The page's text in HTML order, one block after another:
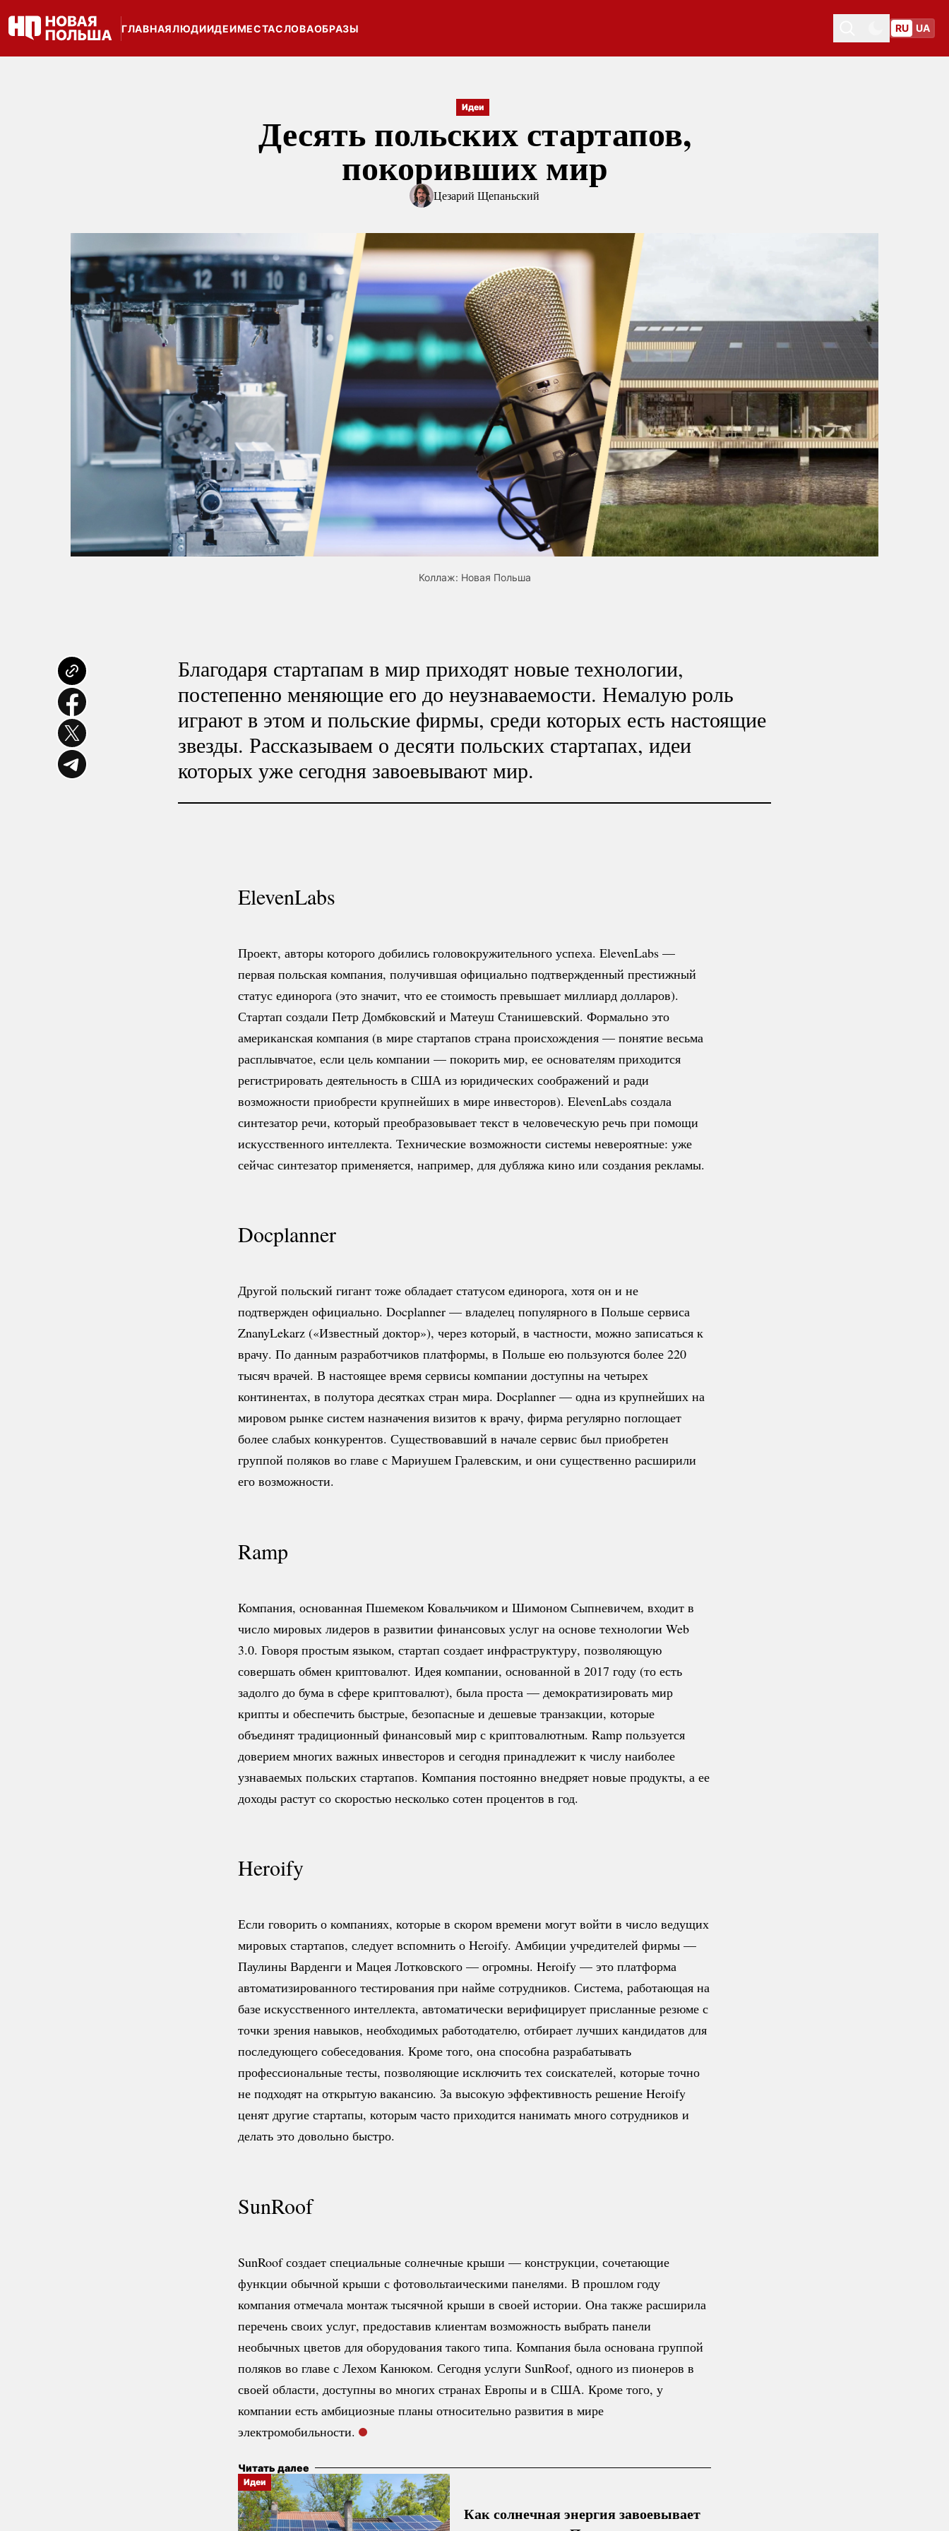
ГЛАВНАЯЛЮДИИДЕИМЕСТАСЛОВАОБРАЗЫ
Toggle themeToggle theme
RU UA
Идеи
Десять польских стартапов,
покоривших мир
Цезарий Щепаньский
Коллаж: Новая Польша
Благодаря стартапам в мир приходят новые технологии,
постепенно меняющие его до неузнаваемости. Немалую роль
играют в этом и польские фирмы, среди которых есть настоящие
звезды. Рассказываем о десяти польских стартапах, идеи
которых уже сегодня завоевывают мир.
ElevenLabs
Проект, авторы которого добились головокружительного успеха. ElevenLabs —
первая польская компания, получившая официально подтвержденный престижный
статус единорога (это значит, что ее стоимость превышает миллиард долларов).
Стартап создали Петр Домбковский и Матеуш Станишевский. Формально это
американская компания (в мире стартапов страна происхождения — понятие весьма
расплывчатое, если цель компании — покорить мир, ее основателям приходится
регистрировать деятельность в США из юридических соображений и ради
возможности приобрести крупнейших в мире инвесторов). ElevenLabs создала
синтезатор речи, который преобразовывает текст в человеческую речь при помощи
искусственного интеллекта. Технические возможности системы невероятные: уже
сейчас синтезатор применяется, например, для дубляжа кино или создания рекламы.
Docplanner
Другой польский гигант тоже обладает статусом единорога, хотя он и не
подтвержден официально. Docplanner — владелец популярного в Польше сервиса
ZnanyLekarz («Известный доктор»), через который, в частности, можно записаться к
врачу. По данным разработчиков платформы, в Польше ею пользуются более 220
тысяч врачей. В настоящее время сервисы компании доступны на четырех
континентах, в полутора десятках стран мира. Docplanner — одна из крупнейших на
мировом рынке систем назначения визитов к врачу, фирма регулярно поглощает
более слабых конкурентов. Существовавший в начале сервис был приобретен
группой поляков во главе с Мариушем Гралевским, и они существенно расширили
его возможности.
Ramp
Компания, основанная Пшемеком Ковальчиком и Шимоном Сыпневичем, входит в
число мировых лидеров в развитии финансовых услуг на основе технологии Web
3.0. Говоря простым языком, стартап создает инфраструктуру, позволяющую
совершать обмен криптовалют. Идея компании, основанной в 2017 году (то есть
задолго до бума в сфере криптовалют), была проста — демократизировать мир
крипты и обеспечить быстрые, безопасные и дешевые транзакции, которые
объединят традиционный финансовый мир с криптовалютным. Ramp пользуется
доверием многих важных инвесторов и сегодня принадлежит к числу наиболее
узнаваемых польских стартапов. Компания постоянно внедряет новые продукты, а ее
доходы растут со скоростью несколько сотен процентов в год.
Heroify
Если говорить о компаниях, которые в скором времени могут войти в число ведущих
мировых стартапов, следует вспомнить о Heroify. Амбиции учредителей фирмы —
Паулины Варденги и Мацея Лотковского — огромны. Heroify — это платформа
автоматизированного тестирования при найме сотрудников. Система, работающая на
базе искусственного интеллекта, автоматически верифицирует присланные резюме с
точки зрения навыков, необходимых работодателю, отбирает лучших кандидатов для
последующего собеседования. Кроме того, она способна разрабатывать
профессиональные тесты, позволяющие исключить тех соискателей, которые точно
не подходят на открытую вакансию. За высокую эффективность решение Heroify
ценят другие стартапы, которым часто приходится нанимать много сотрудников и
делать это довольно быстро.
SunRoof
SunRoof создает специальные солнечные крыши — конструкции, сочетающие
функции обычной крыши с фотовольтаическими панелями. В прошлом году
компания отмечала монтаж тысячной крыши в своей истории. Она также расширила
перечень своих услуг, предоставив клиентам возможность выбрать панели
необычных цветов для оборудования такого типа. Компания была основана группой
поляков во главе с Лехом Канюком. Сегодня услуги SunRoof, одного из пионеров в
своей области, доступны во многих странах Европы и в США. Кроме того, у
компании есть амбициозные планы относительно развития в мире
электромобильности.
Читать далее
Идеи
Как солнечная энергия завоевывает